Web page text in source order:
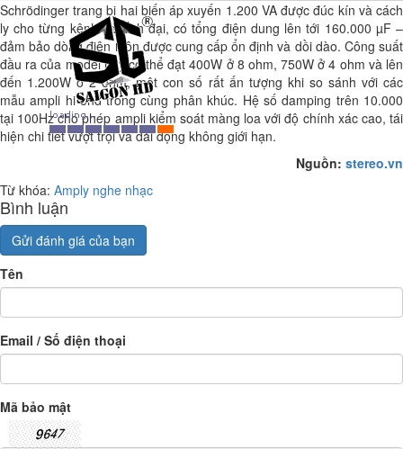
Schrödinger trang bị hai biến áp xuyến 1.200 VA được đúc kín và cách
ly cho từng kênh khuếch đại, có tổng điện dung lên tới 160.000 µF –
đảm bảo dòng điện luôn được cung cấp ổn định và dồi dào. Công suất
đầu ra của model này có thể đạt 400W ở 8 ohm, 750W ở 4 ohm và lên
đến 1.200W ở 2 ohm, một con số rất ấn tượng khi so sánh với các
mẫu ampli hi-end trong cùng phân khúc. Hệ số damping trên 10.000
tại 100Hz cho phép ampli kiểm soát màng loa với độ chính xác cao, tái
hiện chi tiết vượt trội và dải động không giới hạn.
Nguồn: stereo.vn
Từ khóa: Amply nghe nhạc
Bình luận
Gửi đánh giá của bạn
Tên
Email / Số điện thoại
Mã bảo mật